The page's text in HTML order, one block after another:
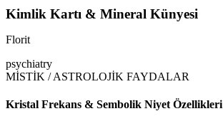
Kimlik Kartı & Mineral Künyesi
Florit
psychiatry
MİSTİK / ASTROLOJİK FAYDALAR
Kristal Frekans & Sembolik Niyet Özellikleri